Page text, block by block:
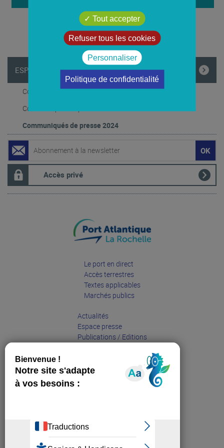
ESPACE PRESSE
Communiqués de presse 2026
Communiqués de presse 2025
Communiqués de presse 2024
Accès privé
Le port en direct
Accès terrestres
Textes applicables
Marchés publics
Actualités
Espace presse
Publications / Editions
Partenaires
Cap sur l'Economie Portuaire
La Rochelle Ports Center
Tout accepter
Refuser tous les cookies
Personnaliser
Politique de confidentialité